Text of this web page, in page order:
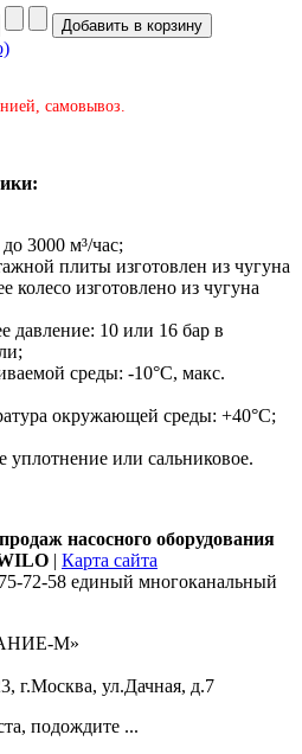
самовывоз.
3000 м³/час;
плиты изготовлен из чугуна
колесо изготовлено из чугуна
давление: 10 или 16 бар в
среды: -10°С, макс.
окружающей среды: +40°С;
уплотнение или сальниковое.
насосного оборудования
| Карта сайта
72-58 единый многоканальный
М»
г.Москва, ул.Дачная, д.7
подождите ...